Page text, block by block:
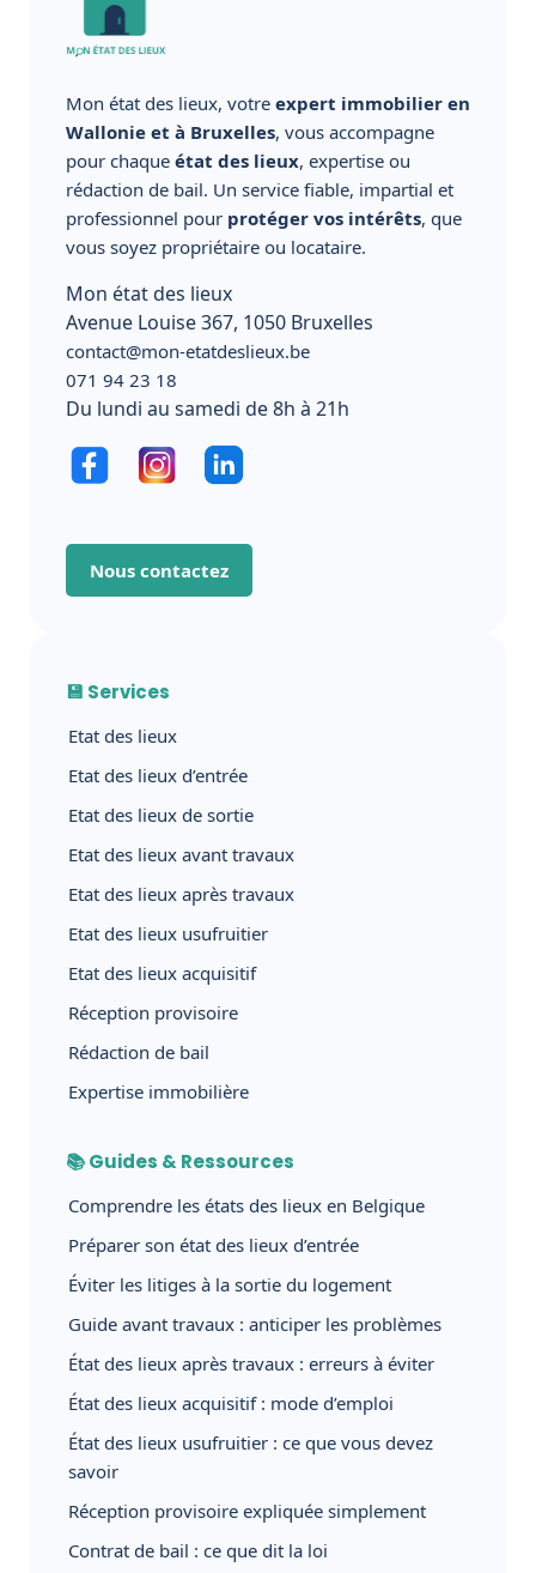
Mon état des lieux, votre expert immobilier en
Wallonie et à Bruxelles, vous accompagne
pour chaque état des lieux, expertise ou
rédaction de bail. Un service fiable, impartial et
professionnel pour protéger vos intérêts, que
vous soyez propriétaire ou locataire.
Mon état des lieux
Avenue Louise 367, 1050 Bruxelles
contact@mon-etatdeslieux.be
071 94 23 18
Du lundi au samedi de 8h à 21h
Nous contactez
💾 Services
Etat des lieux
Etat des lieux d’entrée
Etat des lieux de sortie
Etat des lieux avant travaux
Etat des lieux après travaux
Etat des lieux usufruitier
Etat des lieux acquisitif
Réception provisoire
Rédaction de bail
Expertise immobilière
📚 Guides & Ressources
Comprendre les états des lieux en Belgique
Préparer son état des lieux d’entrée
Éviter les litiges à la sortie du logement
Guide avant travaux : anticiper les problèmes
État des lieux après travaux : erreurs à éviter
État des lieux acquisitif : mode d’emploi
État des lieux usufruitier : ce que vous devez
savoir
Réception provisoire expliquée simplement
Contrat de bail : ce que dit la loi